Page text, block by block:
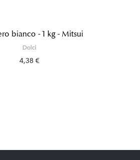
bianco - 1 kg - Mitsui
Dolci
4,38 €